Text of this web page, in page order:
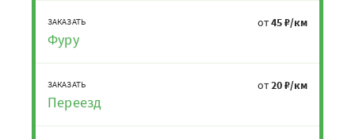
ЗАКАЗАТЬ
Фуру
от45 ₽/км
ЗАКАЗАТЬ
Переезд
от20 ₽/км